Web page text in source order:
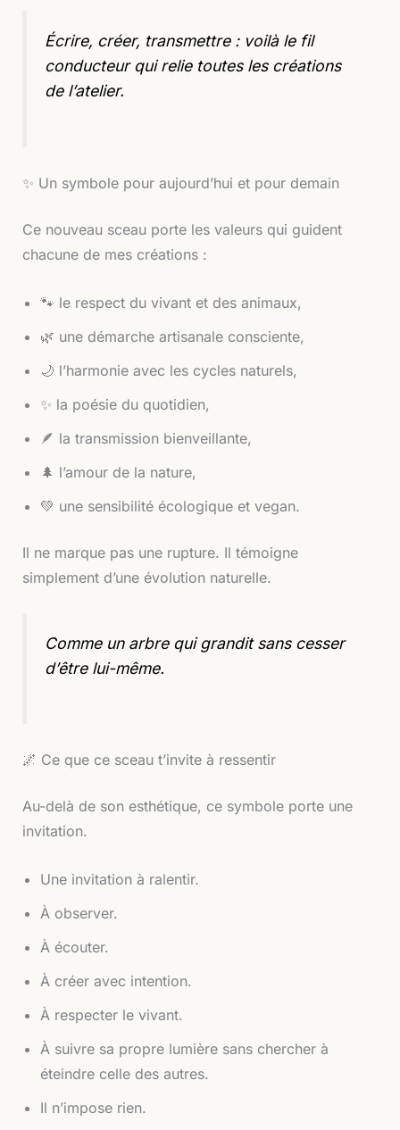
Écrire, créer, transmettre : voilà le fil
conducteur qui relie toutes les créations
de l’atelier.
✨ Un symbole pour aujourd’hui et pour demain
Ce nouveau sceau porte les valeurs qui guident
chacune de mes créations :
🐾 le respect du vivant et des animaux,
🌿 une démarche artisanale consciente,
🌙 l’harmonie avec les cycles naturels,
✨ la poésie du quotidien,
🪶 la transmission bienveillante,
🌲 l’amour de la nature,
💚 une sensibilité écologique et vegan.
Il ne marque pas une rupture. Il témoigne
simplement d’une évolution naturelle.
Comme un arbre qui grandit sans cesser
d’être lui-même.
🌌 Ce que ce sceau t’invite à ressentir
Au-delà de son esthétique, ce symbole porte une
invitation.
Une invitation à ralentir.
À observer.
À écouter.
À créer avec intention.
À respecter le vivant.
À suivre sa propre lumière sans chercher à
éteindre celle des autres.
Il n’impose rien.